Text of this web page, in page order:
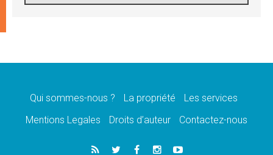
Léon XIV au sanctuaire de Notre Dame du
08.08.2026
08.08.2026
catholiques
Au Bangladesh, l'Église accompagne les
Qui sommes-nous ? La propriété
Les services
Mentions Legales
Droits d’auteur Contactez-nous